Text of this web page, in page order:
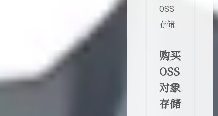
OSS
存储.
购买
OSS
对象
存储